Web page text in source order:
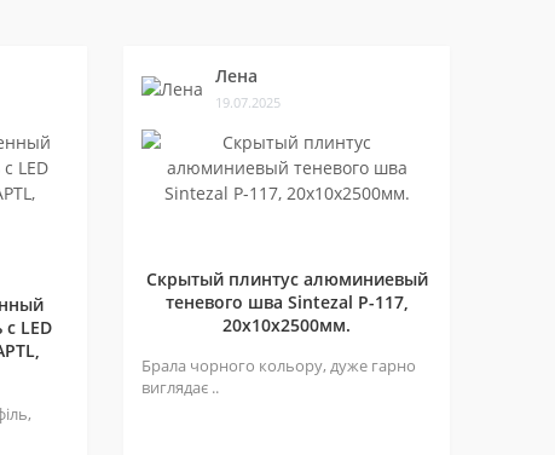
LED
Лена
19.07.2025
Скрытый плинтус алюминиевый
теневого шва Sintezal P-117,
20х10х2500мм.
Брала чорного кольору, дуже гарно
виглядає ..